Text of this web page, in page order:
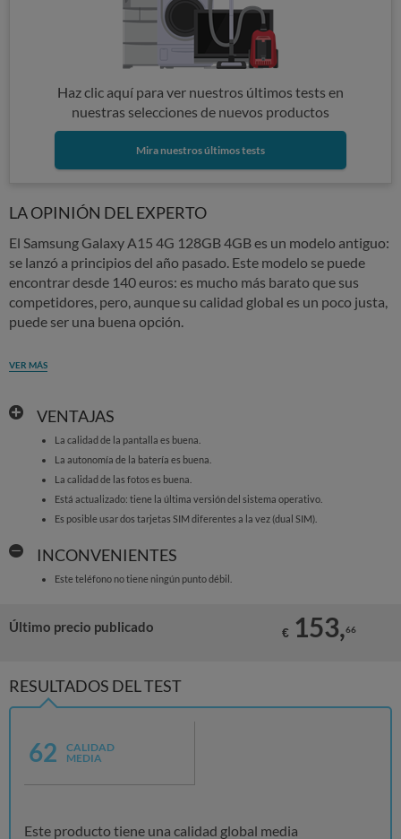
Haz clic aquí para ver nuestros últimos tests en
nuestras selecciones de nuevos productos
Mira nuestros últimos tests
LA OPINIÓN DEL EXPERTO
El Samsung Galaxy A15 4G 128GB 4GB es un modelo antiguo:
se lanzó a principios del año pasado. Este modelo se puede
encontrar desde 140 euros: es mucho más barato que sus
competidores, pero, aunque su calidad global es un poco justa,
puede ser una buena opción.
VER MÁS
VENTAJAS
La calidad de la pantalla es buena.
La autonomía de la batería es buena.
La calidad de las fotos es buena.
Está actualizado: tiene la última versión del sistema operativo.
Es posible usar dos tarjetas SIM diferentes a la vez (dual SIM).
INCONVENIENTES
Este teléfono no tiene ningún punto débil.
Último precio publicado € 153,66
RESULTADOS DEL TEST
62
CALIDAD
MEDIA
Este producto tiene una calidad global media